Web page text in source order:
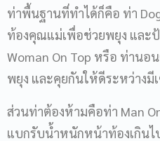
ท่าพื้นฐานที่ทำได้ก็คือ ท่า
ท้องคุณแม่เพื่อช่วยพยุง และ
Woman On Top หรือ ท่าน
พยุง และคุยกันให้ดีระหว่างมี
ส่วนท่าต้องห้ามคือท่า Man
แบกรับน้ำหนักหน้าท้องเกิน